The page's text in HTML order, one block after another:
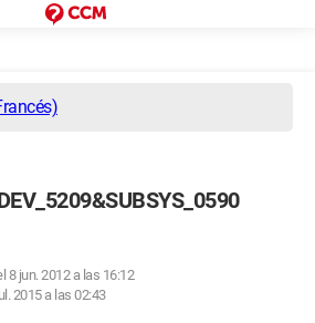
8 jun. 2012 a las 16:12
2015 a las 02:43